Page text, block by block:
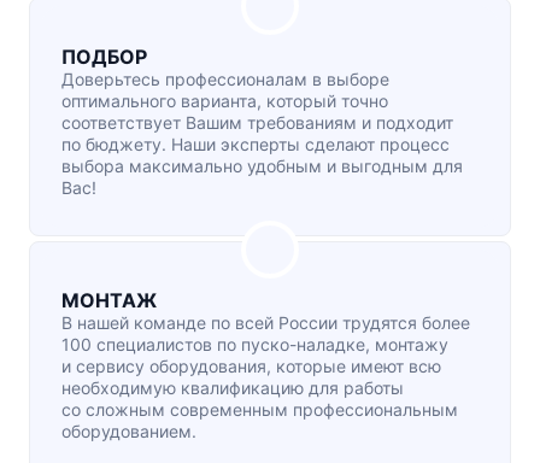
ПОДБОР
Доверьтесь профессионалам в выборе
оптимального варианта, который точно
соответствует Вашим требованиям и подходит
по бюджету. Наши эксперты сделают процесс
выбора максимально удобным и выгодным для
Вас!
МОНТАЖ
В нашей команде по всей России трудятся более
100 специалистов по пуско-наладке, монтажу
и сервису оборудования, которые имеют всю
необходимую квалификацию для работы
со сложным современным профессиональным
оборудованием.